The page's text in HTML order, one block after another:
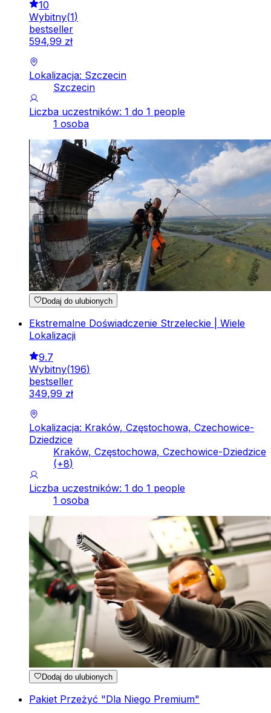
10
Wybitny(1)
bestseller
594,99 zł
Lokalizacja: Szczecin
Szczecin
Liczba uczestników: 1 do 1 people
1 osoba
Dodaj do ulubionych
Ekstremalne Doświadczenie Strzeleckie | Wiele
Lokalizacji
9.7
Wybitny(196)
bestseller
349,99 zł
Lokalizacja: Kraków, Częstochowa, Czechowice-
Dziedzice
Kraków, Częstochowa, Czechowice-Dziedzice
(+8)
Liczba uczestników: 1 do 1 people
1 osoba
Dodaj do ulubionych
Pakiet Przeżyć "Dla Niego Premium"